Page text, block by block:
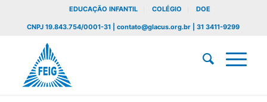
EDUCAÇÃO INFANTIL COLÉGIO DOE
CNPJ 19.843.754/0001-31 | contato@glacus.org.br | 31 3411-9299